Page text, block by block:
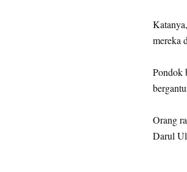
mereka
Pondok
Orang
Darul